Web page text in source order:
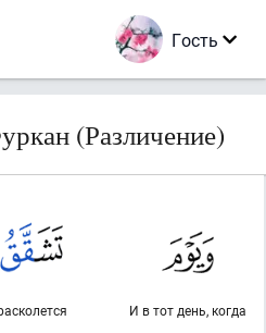
Гость
(Различение)
И в тот день, когда